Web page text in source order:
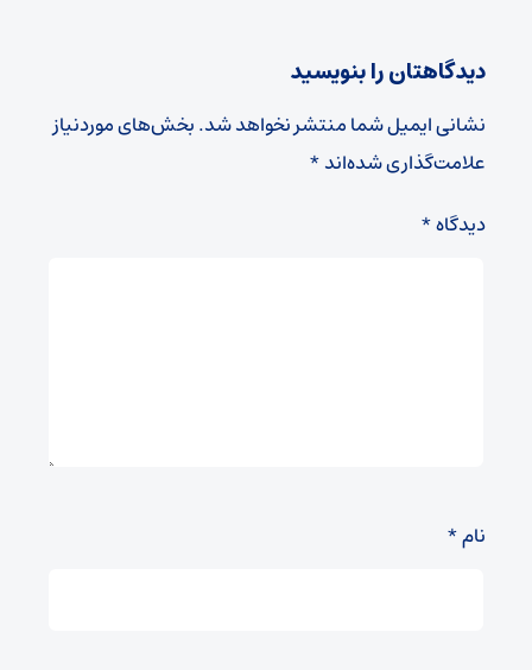
دیدگاهتان را بنویسید
نشانی ایمیل شما منتشر نخواهد شد.بخش‌های موردنیاز
علامت‌گذاری شده‌اند*
دیدگاه*
نام*